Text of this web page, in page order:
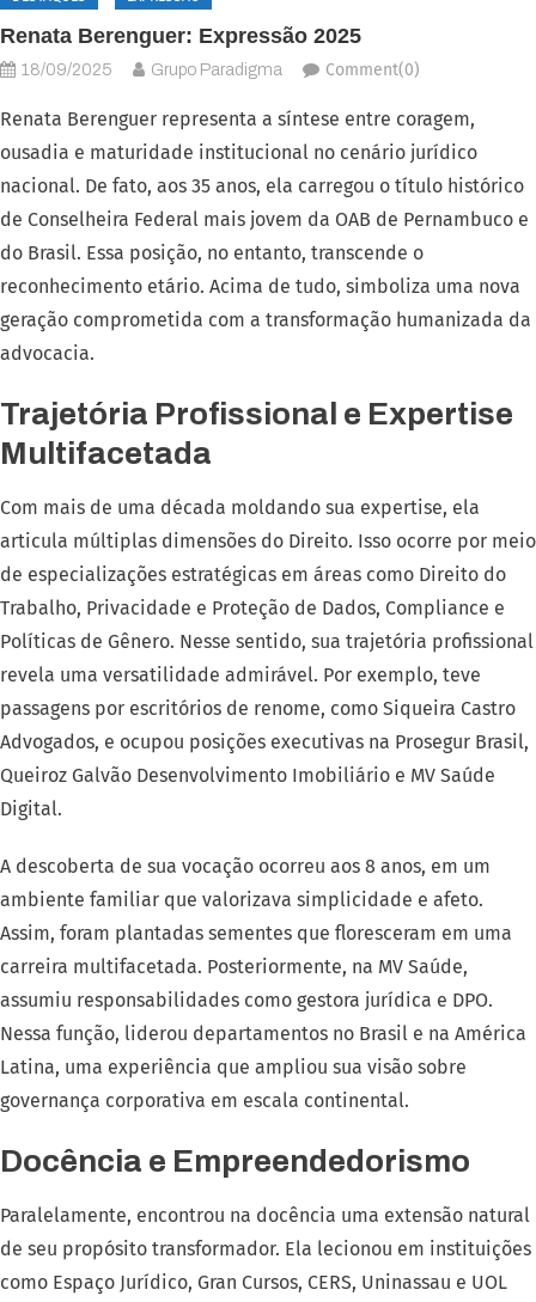
Renata Berenguer: Expressão 2025
18/09/2025 Grupo Paradigma Comment(0)
Renata Berenguer representa a síntese entre coragem,
ousadia e maturidade institucional no cenário jurídico
nacional. De fato, aos 35 anos, ela carregou o título histórico
de Conselheira Federal mais jovem da OAB de Pernambuco e
do Brasil. Essa posição, no entanto, transcende o
reconhecimento etário. Acima de tudo, simboliza uma nova
geração comprometida com a transformação humanizada da
advocacia.
Trajetória Profissional e Expertise
Multifacetada
Com mais de uma década moldando sua expertise, ela
articula múltiplas dimensões do Direito. Isso ocorre por meio
de especializações estratégicas em áreas como Direito do
Trabalho, Privacidade e Proteção de Dados, Compliance e
Políticas de Gênero. Nesse sentido, sua trajetória profissional
revela uma versatilidade admirável. Por exemplo, teve
passagens por escritórios de renome, como Siqueira Castro
Advogados, e ocupou posições executivas na Prosegur Brasil,
Queiroz Galvão Desenvolvimento Imobiliário e MV Saúde
Digital.
A descoberta de sua vocação ocorreu aos 8 anos, em um
ambiente familiar que valorizava simplicidade e afeto.
Assim, foram plantadas sementes que floresceram em uma
carreira multifacetada. Posteriormente, na MV Saúde,
assumiu responsabilidades como gestora jurídica e DPO.
Nessa função, liderou departamentos no Brasil e na América
Latina, uma experiência que ampliou sua visão sobre
governança corporativa em escala continental.
Docência e Empreendedorismo
Paralelamente, encontrou na docência uma extensão natural
de seu propósito transformador. Ela lecionou em instituições
como Espaço Jurídico, Gran Cursos, CERS, Uninassau e UOL